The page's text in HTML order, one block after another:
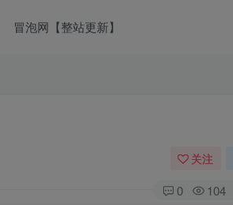
冒泡网【整站更新】
关注
0 104